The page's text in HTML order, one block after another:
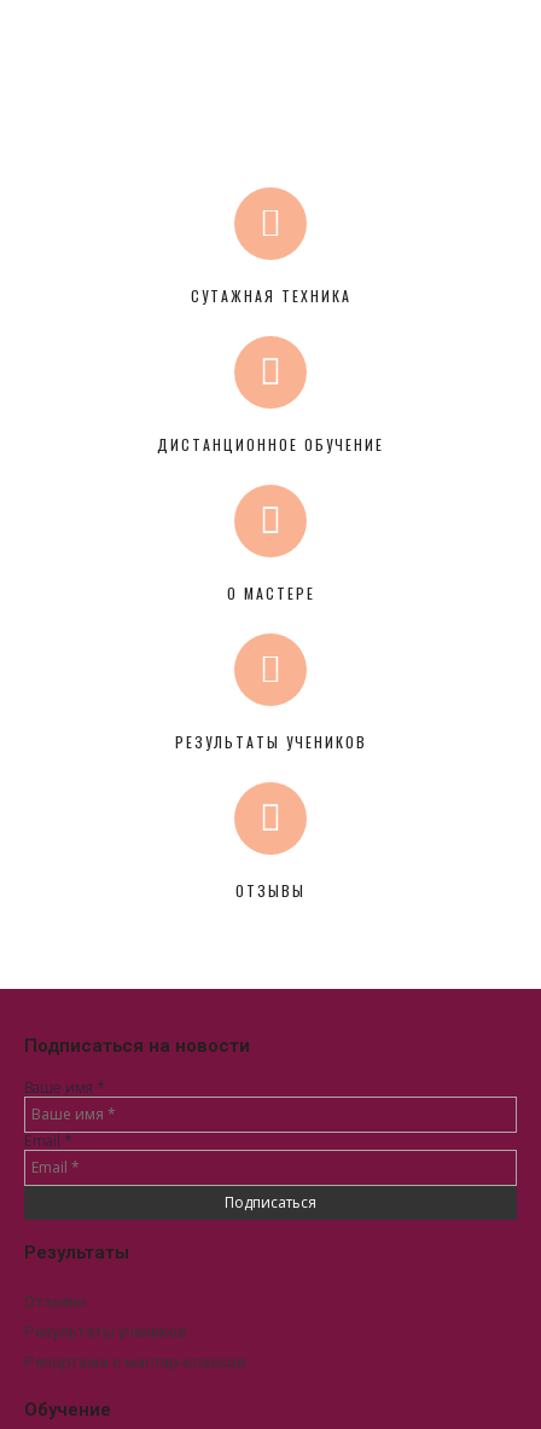
СУТАЖНАЯ ТЕХНИКА
ДИСТАНЦИОННОЕ ОБУЧЕНИЕ
О МАСТЕРЕ
РЕЗУЛЬТАТЫ УЧЕНИКОВ
ОТЗЫВЫ
Обучение
Результаты
Отзывы
Результаты учеников
Репортажи с мастер-классов
Подписаться на новости
Ваше имя *
Email *